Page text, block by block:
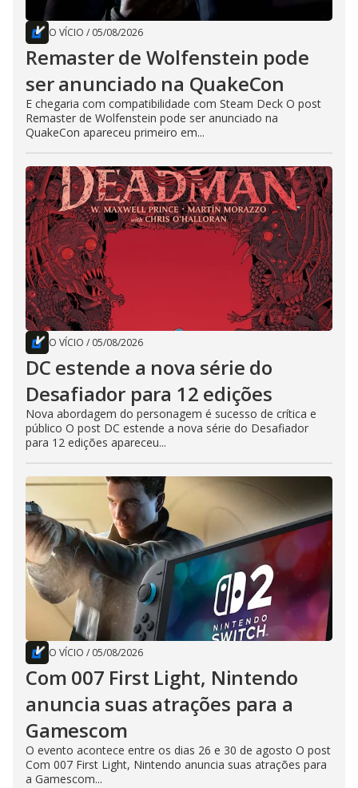
O VÍCIO / 05/08/2026
Remaster de Wolfenstein pode
ser anunciado na QuakeCon
E chegaria com compatibilidade com Steam Deck O post
Remaster de Wolfenstein pode ser anunciado na
QuakeCon apareceu primeiro em...
O VÍCIO / 05/08/2026
DC estende a nova série do
Desafiador para 12 edições
Nova abordagem do personagem é sucesso de crítica e
público O post DC estende a nova série do Desafiador
para 12 edições apareceu...
O VÍCIO / 05/08/2026
Com 007 First Light, Nintendo
anuncia suas atrações para a
Gamescom
O evento acontece entre os dias 26 e 30 de agosto O post
Com 007 First Light, Nintendo anuncia suas atrações para
a Gamescom...